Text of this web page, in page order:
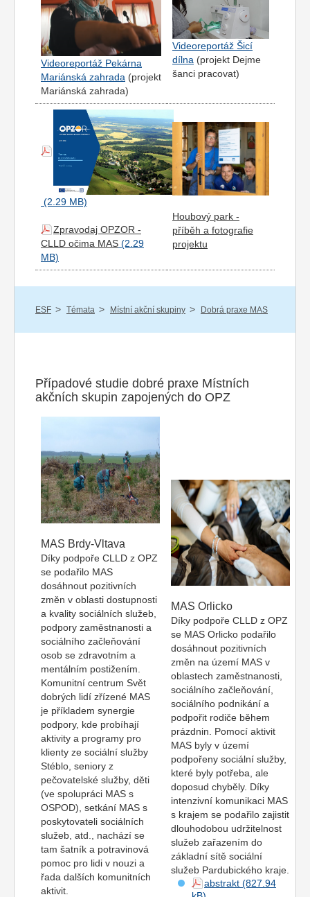
Videoreportáž Pekárna
Mariánská zahrada (projekt
Mariánská zahrada)
Videoreportáž Šicí
dílna (projekt Dejme
šanci pracovat)
Zpravodaj OPZOR -
CLLD očima MAS
Houbový park -
příběh a fotografie
projektu
ESF / Témata / Místní akční skupiny / Dobrá praxe MAS
Případové studie dobré praxe Místních
akčních skupin zapojených do OPZ
MAS Brdy-Vltava
Díky podpoře CLLD z OPZ
se podařilo MAS
dosáhnout pozitivních
změn v oblasti dostupnosti
a kvality sociálních služeb,
podpory zaměstnanosti a
sociálního začleňování
osob se zdravotním a
mentálním postižením.
Komunitní centrum Svět
dobrých lidí zřízené MAS
je příkladem synergie
podpory, kde probíhají
aktivity a programy pro
klienty ze sociální služby
Stéblo, seniory z
pečovatelské služby, děti
(ve spolupráci MAS s
OSPOD), setkání MAS s
poskytovateli sociálních
služeb, atd., nachází se
tam šatník a potravinová
pomoc pro lidi v nouzi a
řada dalších komunitních
aktivit.
MAS Orlicko
Díky podpoře CLLD z OPZ
se MAS Orlicko podařilo
dosáhnout pozitivních
změn na území MAS v
oblastech zaměstnanosti,
sociálního začleňování,
sociálního podnikání a
podpořit rodiče během
prázdnin. Pomocí aktivit
MAS byly v území
podpořeny sociální služby,
které byly potřeba, ale
doposud chyběly. Díky
intenzivní komunikaci MAS
s krajem se podařilo zajistit
dlouhodobou udržitelnost
služeb zařazením do
základní sítě sociální
služeb Pardubického kraje.
abstrakt